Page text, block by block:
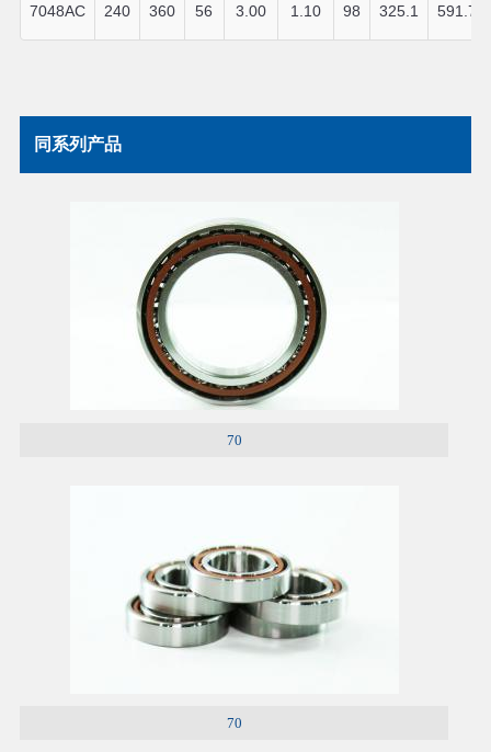
7048AC 240 360 56 3.00 1.10 98 325.1 591.7
同系列产品
70
70